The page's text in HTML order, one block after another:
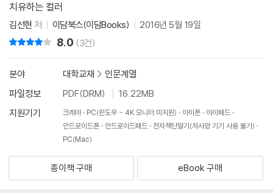
치유하는 컬러
김선현 저 이담북스(이담Books) 2016년 5월 19일
8.0 (3건)
분야 대학교재 > 인문계열
파일정보
PDF(DRM)
16.22MB
지원기기
크레마 PC(윈도우 - 4K 모니터 미지원) 아이폰
아이패드
안드로이드폰
안드로이드패드
전자책단말기(저사양 기기 사용 불가)
PC(Mac)
종이책 구매 eBook 구매